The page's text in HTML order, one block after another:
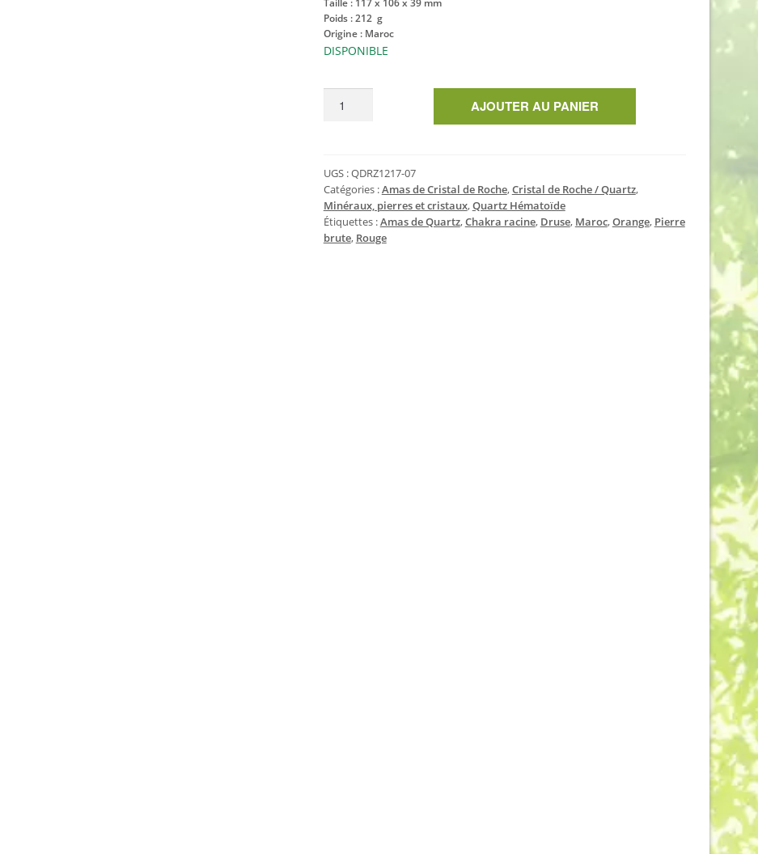
Taille : 117 x 106 x 39 mm
Poids : 212 g
Origine : Maroc
DISPONIBLE
quartz
hématoïde
brut
212
g
AJOUTER AU PANIER
UGS :QDRZ1217-07
Catégories :Amas de Cristal de Roche,Cristal de Roche / Quartz,
Minéraux, pierres et cristaux,Quartz Hématoïde
Étiquettes :Amas de Quartz,Chakra racine, Druse, Maroc,Orange, Pierre
brute, Rouge